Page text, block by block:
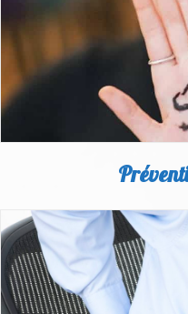
EN
Des pistes d'experts